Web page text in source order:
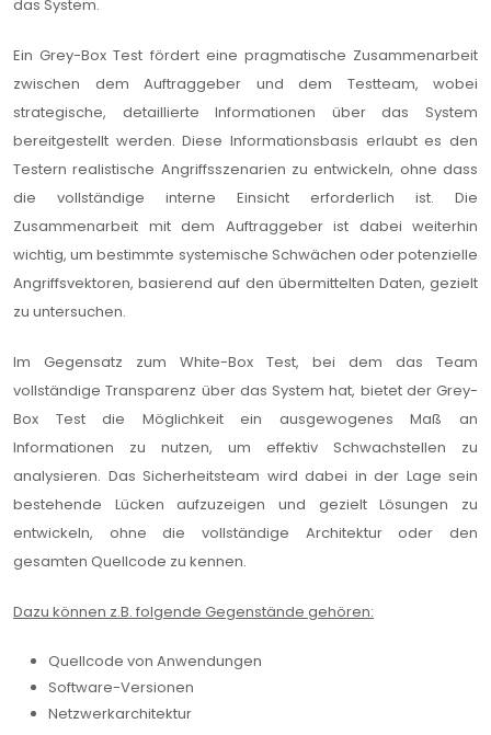
das System.
Ein Grey-Box Test fördert eine pragmatische Zusammenarbeit
zwischen dem Auftraggeber und dem Testteam, wobei
strategische, detaillierte Informationen über das System
bereitgestellt werden. Diese Informationsbasis erlaubt es den
Testern realistische Angriffsszenarien zu entwickeln, ohne dass
die vollständige interne Einsicht erforderlich ist. Die
Zusammenarbeit mit dem Auftraggeber ist dabei weiterhin
wichtig, um bestimmte systemische Schwächen oder potenzielle
Angriffsvektoren, basierend auf den übermittelten Daten, gezielt
zu untersuchen.
Im Gegensatz zum White-Box Test, bei dem das Team
vollständige Transparenz über das System hat, bietet der Grey-
Box Test die Möglichkeit ein ausgewogenes Maß an
Informationen zu nutzen, um effektiv Schwachstellen zu
analysieren. Das Sicherheitsteam wird dabei in der Lage sein
bestehende Lücken aufzuzeigen und gezielt Lösungen zu
entwickeln, ohne die vollständige Architektur oder den
gesamten Quellcode zu kennen.
Dazu können z.B. folgende Gegenstände gehören:
Quellcode von Anwendungen
Software-Versionen
Netzwerkarchitektur